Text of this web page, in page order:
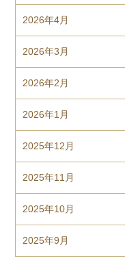
2026年4月
2026年3月
2026年2月
2026年1月
2025年12月
2025年11月
2025年10月
2025年9月